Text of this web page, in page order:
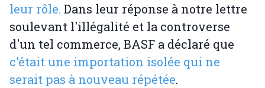
leur rôle. Dans leur réponse à notre lettre
soulevant l'illégalité et la controverse
d'un tel commerce, BASF a déclaré que
c'était une importation isolée qui ne
serait pas à nouveau répétée.